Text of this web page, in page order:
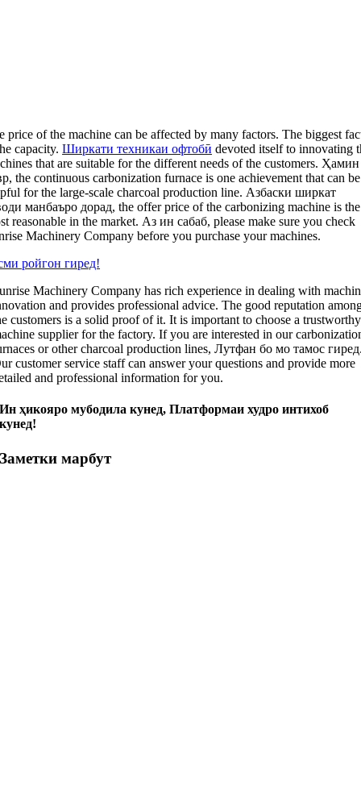
price of the machine can be affected by many factors.The biggest
capacity.Ширкати техникаи офтобӣ devoted itself to innovating
that are suitable for the different needs of the customers. Ҳамин
the continuous carbonization furnace is one achievement that can be
for the large-scale charcoal production line. Азбаски ширкат
манбаъро дорад,the offer price of the carbonizing machine is the
reasonable in the market. Аз ин сабаб,please make sure you check
Machinery Company before you purchase your machines.
ройгон гиред!
Machinery Company has rich experience in dealing with
and provides professional advice.The good reputation
customers is a solid proof of it.It is important to choose a trustworthy
supplier for the factory.If you are interested in our
or other charcoal production lines, Лутфан бо мо тамос
customer service staff can answer your questions and provide more
and professional information for you.
Ин ҳикояро мубодила кунед, Платформаи худро интихоб
кунед!
Заметки марбут